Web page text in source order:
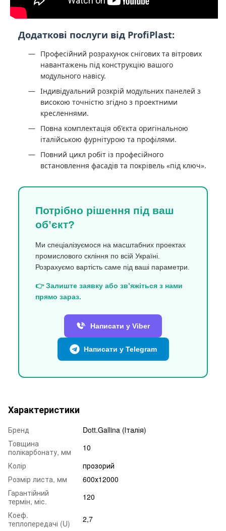
Додаткові послуги від ProfiPlast:
Професійний розрахунок снігових та вітрових
навантажень під конструкцію вашого
модульного навісу.
Індивідуальний розкрій модульних панелей з
високою точністю згідно з проектними
кресленнями.
Повна комплектація об'єкта оригінальною
італійською фурнітурою та профілями.
Повний цикл робіт із професійного
встановлення фасадів та покрівель «під ключ».
Потрібно рішення під ваш
об’єкт?
Ми спеціалізуємося на масштабних проектах
промислового скління по всій Україні.
Розрахуємо вартість саме під ваші параметри.
👉 Залиште заявку або зв’яжіться з нами
прямо зараз.
Написати у Viber
Написати у Telegram
Характеристики
Бренд
Dott.Gallina (Італія)
Товщина
полікарбонату, мм
10
Колір
прозорий
Розмір листа, мм
600х12000
Гарантійний
термін, міс.
120
Коеф.
теплопередачі (U)
2,7